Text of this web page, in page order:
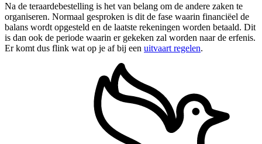
Na de teraardebestelling is het van belang om de andere zaken te
organiseren. Normaal gesproken is dit de fase waarin financiëel de
balans wordt opgesteld en de laatste rekeningen worden betaald. Dit
is dan ook de periode waarin er gekeken zal worden naar de erfenis.
Er komt dus flink wat op je af bij een uitvaart regelen.